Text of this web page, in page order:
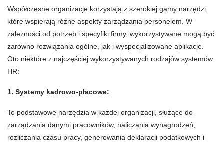
Współczesne organizacje korzystają z szerokiej gamy narzędzi,
które wspierają różne aspekty zarządzania personelem. W
zależności od potrzeb i specyfiki firmy, wykorzystywane mogą być
zarówno rozwiązania ogólne, jak i wyspecjalizowane aplikacje.
Oto niektóre z najczęściej wykorzystywanych rodzajów systemów
HR:
1. Systemy kadrowo-płacowe:
To podstawowe narzędzia w każdej organizacji, służące do
zarządzania danymi pracowników, naliczania wynagrodzeń,
rozliczania czasu pracy, generowania deklaracji podatkowych i